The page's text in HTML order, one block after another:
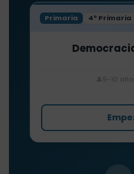
Primaria 4º Primaria
9-10